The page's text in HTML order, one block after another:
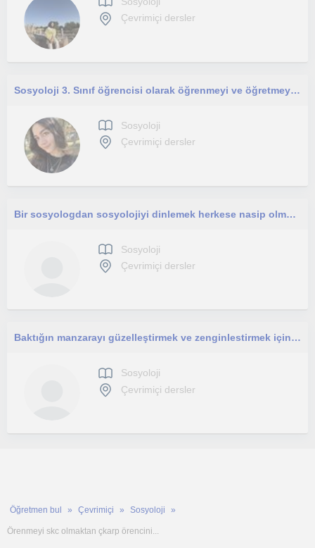
Çevrimiçi dersler
Sosyoloji 3. Sınıf öğrencisi olarak öğrenmeyi ve öğretmeyi çok seviyorum, öğrenmeye ilgi duyan öğrenciler için buradayım!
Sosyoloji
Çevrimiçi dersler
Bir sosyologdan sosyolojiyi dinlemek herkese nasip olmazdı sanırım
Sosyoloji
Çevrimiçi dersler
Baktığın manzarayı güzelleştirmek ve zenginlestirmek için sosyoloji bilimini kolay yoldan öğrenebilirsin.
Sosyoloji
Çevrimiçi dersler
Öğretmen bul Çevrimiçi Sosyoloji
Örenmeyi skc olmaktan çkarp örencini...